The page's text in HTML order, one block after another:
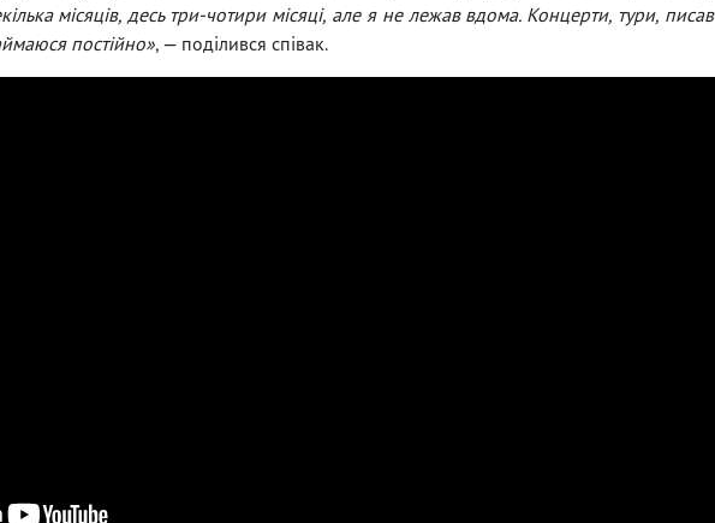
місяців, десь три-чотири місяці, але я не лежав вдома. Концерти, тури, писав
постійно», — поділився співак.